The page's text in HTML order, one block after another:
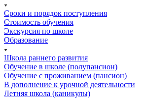
Сроки и порядок поступления
Стоимость обучения
Экскурсия по школе
Образование
Школа раннего развития
Обучение в школе (полупансион)
Обучение с проживанием (пансион)
В дополнение к урочной деятельности
Летняя школа (каникулы)